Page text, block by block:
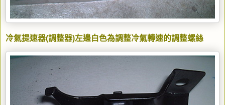
冷氣提速器(調整器)左邊白色為調整冷氣轉速的調整螺絲